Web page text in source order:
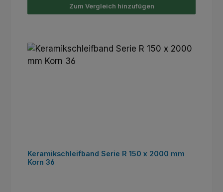
Zum Vergleich hinzufügen
Keramikschleifband Serie R 150 x 2000 mm
Korn 36